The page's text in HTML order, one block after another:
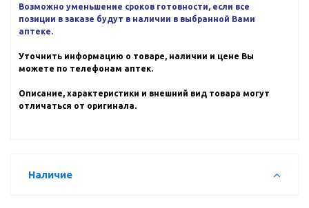
Возможно уменьшение сроков готовности, если все
позиции в заказе будут в наличии в выбранной Вами
аптеке.
Уточнить информацию о товаре, наличии и цене Вы
можете по телефонам аптек.
Описание, характеристики и внешний вид товара могут
отличаться от оригинала.
Наличие